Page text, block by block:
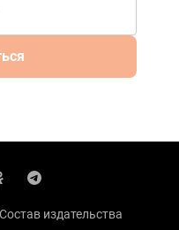
Состав издательства